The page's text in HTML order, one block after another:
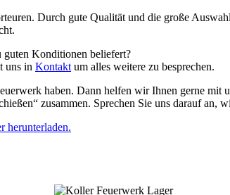
Durch gute Qualität und die große
guten Konditionen beliefert?
uns in Kontakt um alles weitere zu besprechen.
haben. Dann helfen wir Ihnen gerne mit
zusammen. Sprechen Sie uns darauf an,
herunterladen.